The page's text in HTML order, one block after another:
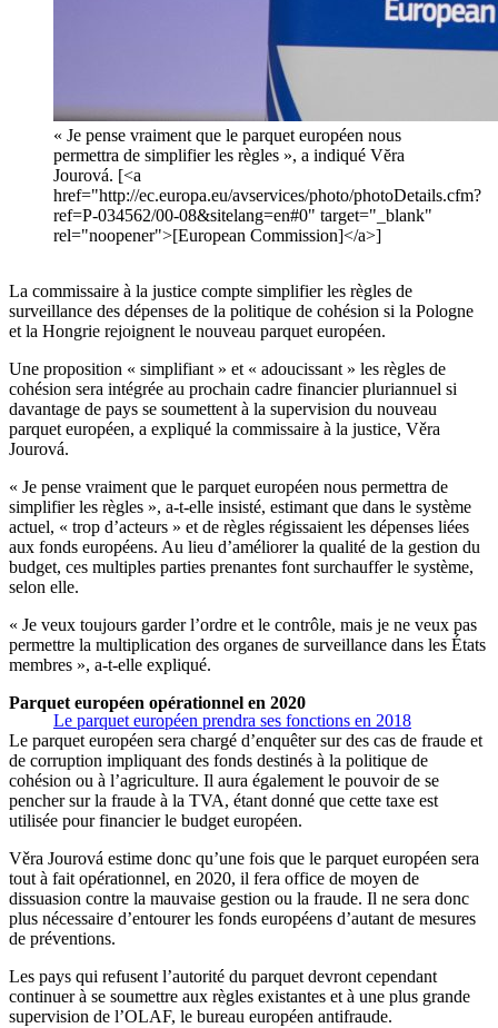
« Je pense vraiment que le parquet européen nous
permettra de simplifier les règles », a indiqué Vĕra
Jourová. [<a
href="http://ec.europa.eu/avservices/photo/photoDetails.cfm?
ref=P-034562/00-08&sitelang=en#0" target="_blank"
rel="noopener">[European Commission]</a>]
La commissaire à la justice compte simplifier les règles de
surveillance des dépenses de la politique de cohésion si la Pologne
et la Hongrie rejoignent le nouveau parquet européen.
Une proposition « simplifiant » et « adoucissant » les règles de
cohésion sera intégrée au prochain cadre financier pluriannuel si
davantage de pays se soumettent à la supervision du nouveau
parquet européen, a expliqué la commissaire à la justice, Věra
Jourová.
« Je pense vraiment que le parquet européen nous permettra de
simplifier les règles », a-t-elle insisté, estimant que dans le système
actuel, « trop d’acteurs » et de règles régissaient les dépenses liées
aux fonds européens. Au lieu d’améliorer la qualité de la gestion du
budget, ces multiples parties prenantes font surchauffer le système,
selon elle.
« Je veux toujours garder l’ordre et le contrôle, mais je ne veux pas
permettre la multiplication des organes de surveillance dans les États
membres », a-t-elle expliqué.
Le parquet européen prendra ses fonctions en 2018
Parquet européen opérationnel en 2020
Le parquet européen sera chargé d’enquêter sur des cas de fraude et
de corruption impliquant des fonds destinés à la politique de
cohésion ou à l’agriculture. Il aura également le pouvoir de se
pencher sur la fraude à la TVA, étant donné que cette taxe est
utilisée pour financier le budget européen.
Věra Jourová estime donc qu’une fois que le parquet européen sera
tout à fait opérationnel, en 2020, il fera office de moyen de
dissuasion contre la mauvaise gestion ou la fraude. Il ne sera donc
plus nécessaire d’entourer les fonds européens d’autant de mesures
de préventions.
Les pays qui refusent l’autorité du parquet devront cependant
continuer à se soumettre aux règles existantes et à une plus grande
supervision de l’OLAF, le bureau européen antifraude.